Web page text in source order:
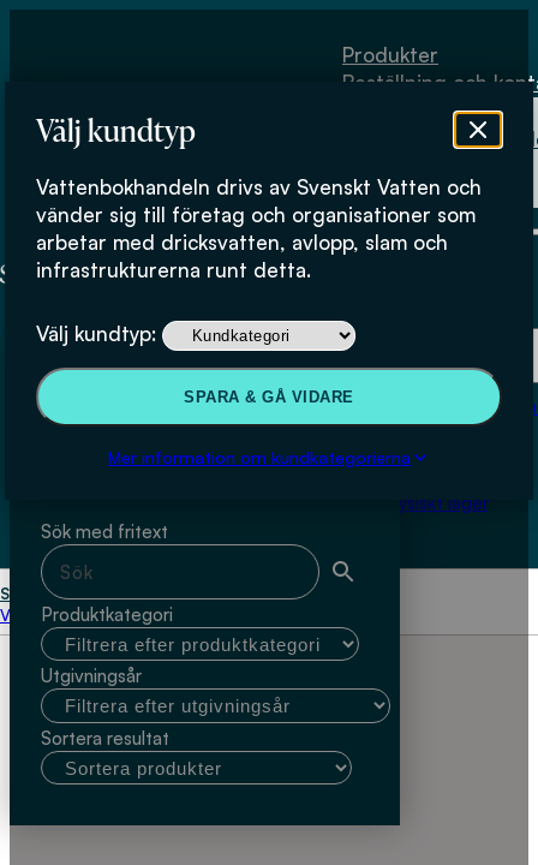
Välj kundtyp
Vattenbokhandeln drivs av Svenskt Vatten och
vänder sig till företag och organisationer som
arbetar med dricksvatten, avlopp, slam och
infrastrukturerna runt detta.
Välj kundtyp:
SPARA & GÅ VIDARE
Mer information om kundkategorierna
Produkter
Beställning och
Fysiskt lager
Beställning och kontakt
Om
Köpvillkor
Fysiskt lager
Start
Välj kundtyp
Produkter
Här kan du bläddra igenom produkter i butiken.
Sök & filtrera
Sök med fritext
Produktkategori
Utgivningsår
Sortera resultat